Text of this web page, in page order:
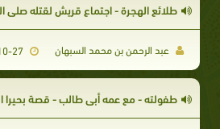
طلائع الهجرة - اجتماع قريش لقتله صلى الله عليه
عبد الرحمن بن محمد السبهان
طفولته - مع عمه أبي طالب - قصة بحيرا